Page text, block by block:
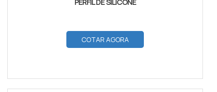
PERFIL DE SILICONE
COTAR AGORA